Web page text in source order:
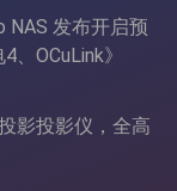
NAS 发布开启预
、OCuLink》
影投影仪，全高